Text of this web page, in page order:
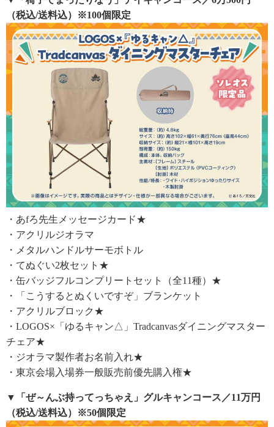
（税込/送料込）※100個限定
・あfろ先生メッセージカード★
・アクリルジオラマ
・メタルハンドルサーモボトル
・てぬぐい2枚セット★
・缶バッジフルコンプリートセット（全11種）★
・「こうするとぬくいですぞ」ブランケット
・アクリルブロック★
・LOGOS×「ゆるキャン△」Tradcanvasダイニングマスター
チェア★
・ジオラマ製作者お名前入れ★
・東京会場入場券一般販売前優先購入権★
▼「ぜ～んぶ持ってっちゃえ」グルキャンコース／11万円
（税込/送料込）※50個限定